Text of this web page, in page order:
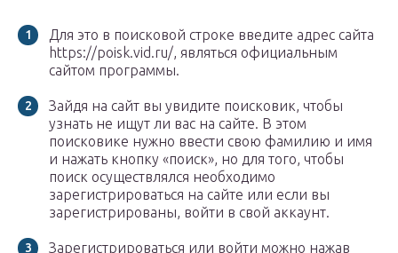
Для это в поисковой строке введите адрес сайта
https://poisk.vid.ru/, являться официальным
сайтом программы.
Зайдя на сайт вы увидите поисковик, чтобы
узнать не ищут ли вас на сайте. В этом
поисковике нужно ввести свою фамилию и имя
и нажать кнопку «поиск», но для того, чтобы
поиск осуществлялся необходимо
зарегистрироваться на сайте или если вы
зарегистрированы, войти в свой аккаунт.
Зарегистрироваться или войти можно нажав